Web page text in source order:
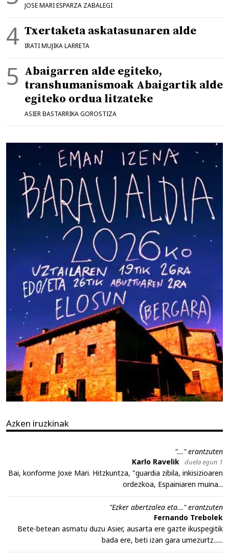
JOSE MARI ESPARZA ZABALEGI
Txertaketa askatasunaren alde
IRATI MUJIKA LARRETA
Abaigarren alde egiteko,
transhumanismoak Abaigartik alde
egiteko ordua litzateke
ASIER BASTARRIKA GOROSTIZA
Azken iruzkinak
"..." erantzuten
Karlo Ravelik duela egun 1
Bai, konforme Joxe Mari. Hitzkuntza, "guardia zibila, inkisizioaren
ordezkoa, Espainiaren muina...
"Ezker abertzalea eta..." erantzuten
Fernando Trebolek
Bete-betean asmatu duzu Asier, ausarta ere gazte ikuspegitik
bada ere, beti izan gara umezurtz......